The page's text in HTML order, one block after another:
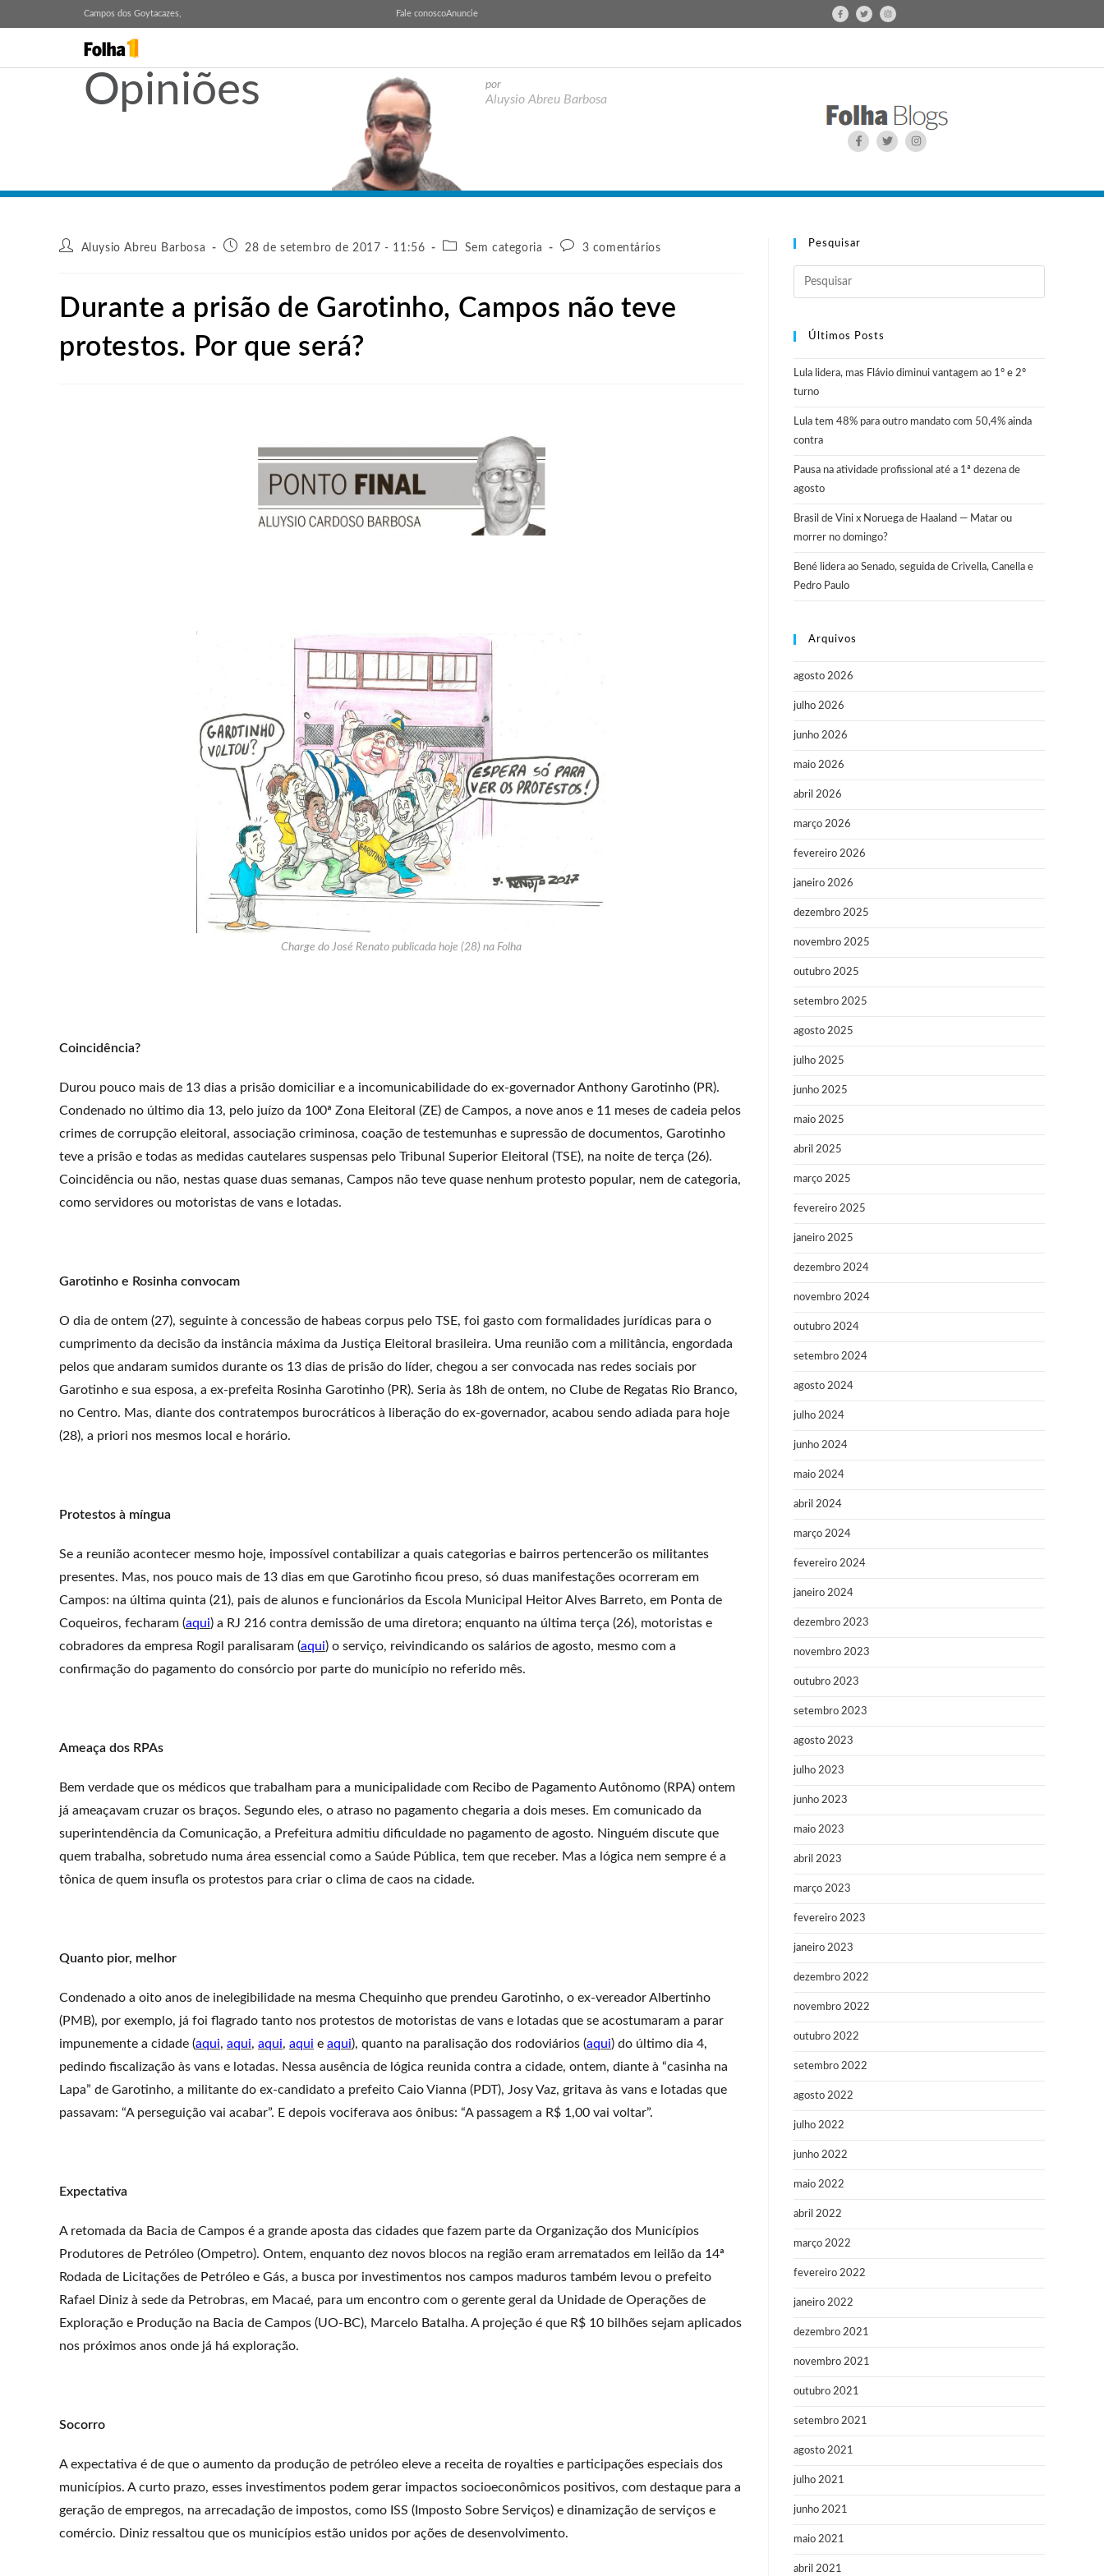
Campos dos Goytacazes, Fale conoscoAnuncie
Opiniões por
Aluysio Abreu Barbosa
Aluysio Abreu Barbosa 28 de setembro de 2017 - 11:56 Sem categoria 3 comentários
Durante a prisão de Garotinho, Campos não teve
protestos. Por que será?
Charge do José Renato publicada hoje (28) na Folha
Coincidência?
Durou pouco mais de 13 dias a prisão domiciliar e a incomunicabilidade do ex-governador Anthony Garotinho (PR).
Condenado no último dia 13, pelo juízo da 100ª Zona Eleitoral (ZE) de Campos, a nove anos e 11 meses de cadeia pelos
crimes de corrupção eleitoral, associação criminosa, coação de testemunhas e supressão de documentos, Garotinho
teve a prisão e todas as medidas cautelares suspensas pelo Tribunal Superior Eleitoral (TSE), na noite de terça (26).
Coincidência ou não, nestas quase duas semanas, Campos não teve quase nenhum protesto popular, nem de categoria,
como servidores ou motoristas de vans e lotadas.
Garotinho e Rosinha convocam
O dia de ontem (27), seguinte à concessão de habeas corpus pelo TSE, foi gasto com formalidades jurídicas para o
cumprimento da decisão da instância máxima da Justiça Eleitoral brasileira. Uma reunião com a militância, engordada
pelos que andaram sumidos durante os 13 dias de prisão do líder, chegou a ser convocada nas redes sociais por
Garotinho e sua esposa, a ex-prefeita Rosinha Garotinho (PR). Seria às 18h de ontem, no Clube de Regatas Rio Branco,
no Centro. Mas, diante dos contratempos burocráticos à liberação do ex-governador, acabou sendo adiada para hoje
(28), a priori nos mesmos local e horário.
Protestos à míngua
Se a reunião acontecer mesmo hoje, impossível contabilizar a quais categorias e bairros pertencerão os militantes
presentes. Mas, nos pouco mais de 13 dias em que Garotinho ficou preso, só duas manifestações ocorreram em
Campos: na última quinta (21), pais de alunos e funcionários da Escola Municipal Heitor Alves Barreto, em Ponta de
Coqueiros, fecharam (aqui) a RJ 216 contra demissão de uma diretora; enquanto na última terça (26), motoristas e
cobradores da empresa Rogil paralisaram (aqui) o serviço, reivindicando os salários de agosto, mesmo com a
confirmação do pagamento do consórcio por parte do município no referido mês.
Ameaça dos RPAs
Bem verdade que os médicos que trabalham para a municipalidade com Recibo de Pagamento Autônomo (RPA) ontem
já ameaçavam cruzar os braços. Segundo eles, o atraso no pagamento chegaria a dois meses. Em comunicado da
superintendência da Comunicação, a Prefeitura admitiu dificuldade no pagamento de agosto. Ninguém discute que
quem trabalha, sobretudo numa área essencial como a Saúde Pública, tem que receber. Mas a lógica nem sempre é a
tônica de quem insufla os protestos para criar o clima de caos na cidade.
Quanto pior, melhor
Condenado a oito anos de inelegibilidade na mesma Chequinho que prendeu Garotinho, o ex-vereador Albertinho
(PMB), por exemplo, já foi flagrado tanto nos protestos de motoristas de vans e lotadas que se acostumaram a parar
impunemente a cidade (aqui, aqui, aqui, aqui e aqui), quanto na paralisação dos rodoviários (aqui) do último dia 4,
pedindo fiscalização às vans e lotadas. Nessa ausência de lógica reunida contra a cidade, ontem, diante à “casinha na
Lapa” de Garotinho, a militante do ex-candidato a prefeito Caio Vianna (PDT), Josy Vaz, gritava às vans e lotadas que
passavam: “A perseguição vai acabar”. E depois vociferava aos ônibus: “A passagem a R$ 1,00 vai voltar”.
Expectativa
A retomada da Bacia de Campos é a grande aposta das cidades que fazem parte da Organização dos Municípios
Produtores de Petróleo (Ompetro). Ontem, enquanto dez novos blocos na região eram arrematados em leilão da 14ª
Rodada de Licitações de Petróleo e Gás, a busca por investimentos nos campos maduros também levou o prefeito
Rafael Diniz à sede da Petrobras, em Macaé, para um encontro com o gerente geral da Unidade de Operações de
Exploração e Produção na Bacia de Campos (UO-BC), Marcelo Batalha. A projeção é que R$ 10 bilhões sejam aplicados
nos próximos anos onde já há exploração.
Socorro
A expectativa é de que o aumento da produção de petróleo eleve a receita de royalties e participações especiais dos
municípios. A curto prazo, esses investimentos podem gerar impactos socioeconômicos positivos, com destaque para a
geração de empregos, na arrecadação de impostos, como ISS (Imposto Sobre Serviços) e dinamização de serviços e
comércio. Diniz ressaltou que os municípios estão unidos por ações de desenvolvimento.
Pesquisar
Últimos Posts
Lula lidera, mas Flávio diminui vantagem ao 1º e 2º
turno
Lula tem 48% para outro mandato com 50,4% ainda
contra
Pausa na atividade profissional até a 1ª dezena de
agosto
Brasil de Vini x Noruega de Haaland — Matar ou
morrer no domingo?
Bené lidera ao Senado, seguida de Crivella, Canella e
Pedro Paulo
Arquivos
agosto 2026
julho 2026
junho 2026
maio 2026
abril 2026
março 2026
fevereiro 2026
janeiro 2026
dezembro 2025
novembro 2025
outubro 2025
setembro 2025
agosto 2025
julho 2025
junho 2025
maio 2025
abril 2025
março 2025
fevereiro 2025
janeiro 2025
dezembro 2024
novembro 2024
outubro 2024
setembro 2024
agosto 2024
julho 2024
junho 2024
maio 2024
abril 2024
março 2024
fevereiro 2024
janeiro 2024
dezembro 2023
novembro 2023
outubro 2023
setembro 2023
agosto 2023
julho 2023
junho 2023
maio 2023
abril 2023
março 2023
fevereiro 2023
janeiro 2023
dezembro 2022
novembro 2022
outubro 2022
setembro 2022
agosto 2022
julho 2022
junho 2022
maio 2022
abril 2022
março 2022
fevereiro 2022
janeiro 2022
dezembro 2021
novembro 2021
outubro 2021
setembro 2021
agosto 2021
julho 2021
junho 2021
maio 2021
abril 2021